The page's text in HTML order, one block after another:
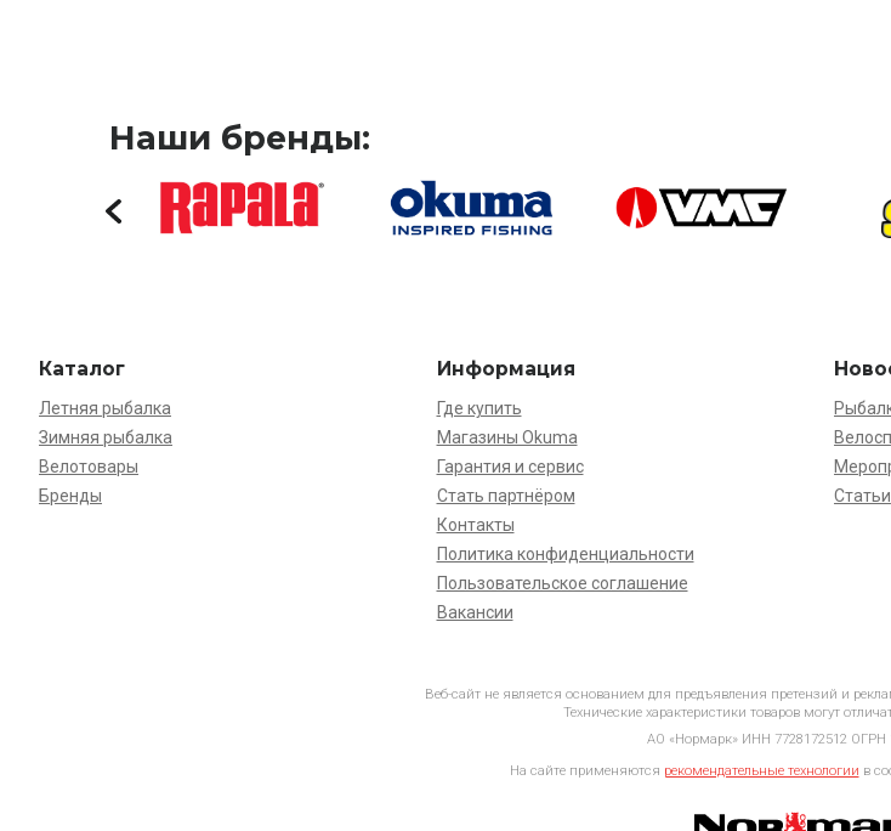
Наши бренды:
Каталог
Летняя рыбалка
Зимняя рыбалка
Велотовары
Бренды
Информация
Где купить
Магазины Okuma
Гарантия и сервис
Стать партнёром
Контакты
Политика конфиденциальности
Пользовательское соглашение
Вакансии
Статьи
Веб-сайт не является основанием для предъявления претензий и
Технические характеристики товаров могут
АО «Нормарк» ИНН 7728172512 ОГРН
На сайте применяются рекомендательные технологии в